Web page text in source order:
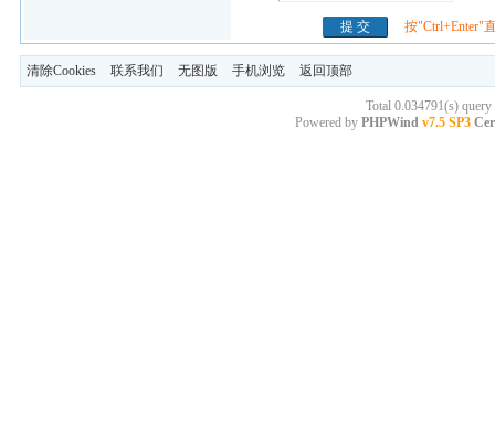
按"Ctrl+Enter"
清除Cookies 联系我们 无图版 手机浏览 返回顶部
Total 0.034791(s)
Powered by PHPWind v7.5 SP3